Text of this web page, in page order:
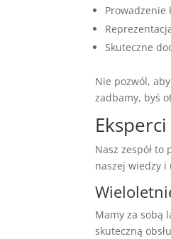
Prowadzenie
Skuteczne
Nie pozwól,
zadbamy, byś
Nasz zespół
naszej wiedzy i
Mamy za sobą
skuteczną